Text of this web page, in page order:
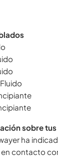
AL
sobre
ha
contacto